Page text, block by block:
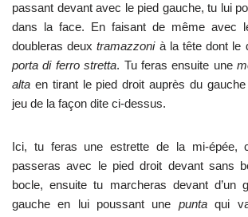
passant devant avec le pied gauche, tu lui
dans la face. En faisant de même avec
doubleras deuxtramazzonià la tête dont le
porta di ferro stretta. Tu feras ensuite une
alta en tirant le pied droit auprès du
jeu de la façon dite ci-dessus.
Ici, tu feras une estrette de la mi-épée,
passeras avec le pied droit devant sans
bocle, ensuite tu marcheras devant d’un
gauche en lui poussant une puntaqui va